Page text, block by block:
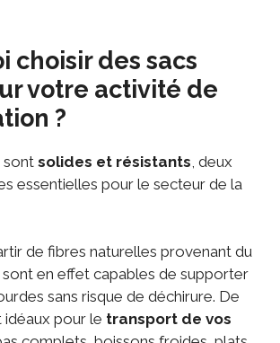
choisir des sacs
votre activité de
?
sont solides et résistants , deux
essentielles pour le secteur de la
de fibres naturelles provenant du
sont en effet capables de supporter
sans risque de déchirure. De
idéaux pour le transport de vos